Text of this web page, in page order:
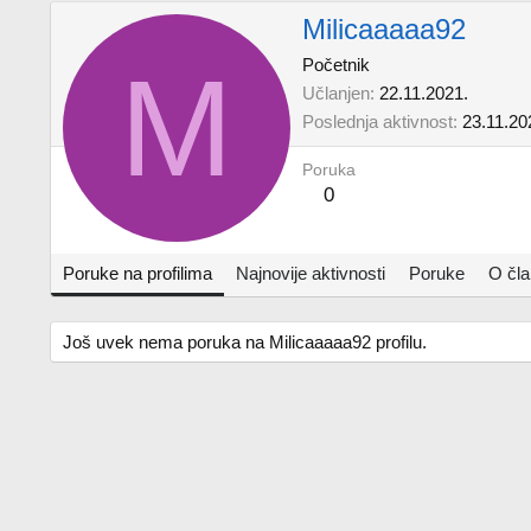
M
Milicaaaaa92
Početnik
Učlanjen 22.11.2021.
Poslednja aktivnost
Poruka
0
Poruke na profilima Najnovije aktivnosti Poruke O
Još uvek nema poruka na Milicaaaaa92 profilu.